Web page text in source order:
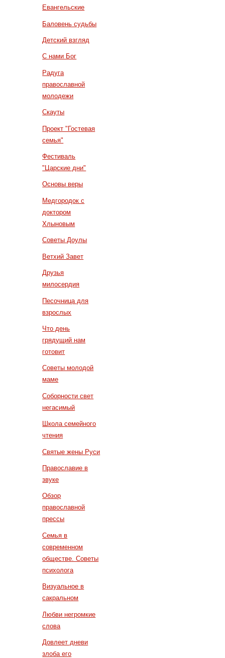
Евангельские
Баловень судьбы
Детский взгляд
С нами Бог
Радуга
православной
молодежи
Скауты
Проект "Гостевая
семья"
Фестиваль
"Царские дни"
Основы веры
Медгородок с
доктором
Хлыновым
Советы Доулы
Ветхий Завет
Друзья
милосердия
Песочница для
взрослых
Что день
грядущий нам
готовит
Советы молодой
маме
Соборности свет
негасимый
Школа семейного
чтения
Святые жены Руси
Православие в
звуке
Обзор
православной
прессы
Семья в
современном
обществе. Советы
психолога
Визуальное в
сакральном
Любви негромкие
слова
Довлеет дневи
злоба его